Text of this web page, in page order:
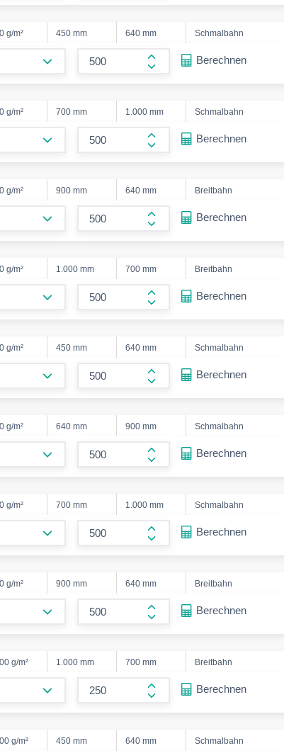
g/m² 450 mm 640 mm Schmalbahn
form.increase-amount
Berechnen
g/m² 700 mm 1.000 mm Schmalbahn
form.increase-amount
Berechnen
g/m² 900 mm 640 mm Breitbahn
form.increase-amount
Berechnen
g/m² 1.000 mm 700 mm Breitbahn
form.increase-amount
Berechnen
g/m² 450 mm 640 mm Schmalbahn
form.increase-amount
Berechnen
g/m² 640 mm 900 mm Schmalbahn
form.increase-amount
Berechnen
g/m² 700 mm 1.000 mm Schmalbahn
form.increase-amount
Berechnen
g/m² 900 mm 640 mm Breitbahn
form.increase-amount
Berechnen
g/m² 1.000 mm 700 mm Breitbahn
form.increase-amount
Berechnen
g/m² 450 mm 640 mm Schmalbahn